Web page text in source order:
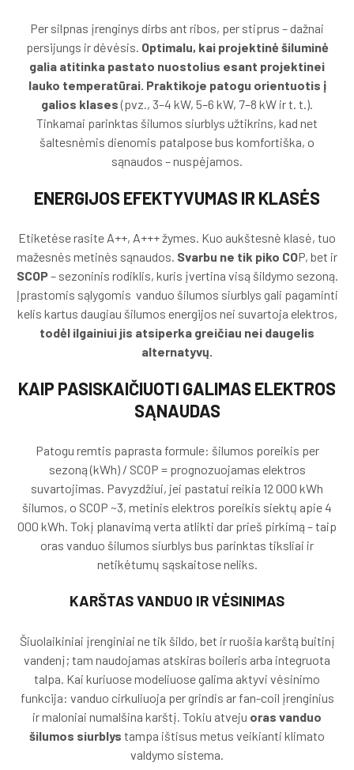
Per silpnas įrenginys dirbs ant ribos, per stiprus – dažnai
persijungs ir dėvėsis. Optimalu, kai projektinė šiluminė
galia atitinka pastato nuostolius esant projektinei
lauko temperatūrai. Praktikoje patogu orientuotis į
galios klases(pvz., 3–4 kW, 5–6 kW, 7–8 kW ir t. t.).
Tinkamai parinktas šilumos siurblys užtikrins, kad net
šaltesnėmis dienomis patalpose bus komfortiška, o
sąnaudos – nuspėjamos.
ENERGIJOS EFEKTYVUMAS IR KLASĖS
Etiketėse rasite A++, A+++ žymes. Kuo aukštesnė klasė, tuo
mažesnės metinės sąnaudos. Svarbu ne tik piko COP, bet ir
SCOP– sezoninis rodiklis, kuris įvertina visą šildymo sezoną.
Įprastomis sąlygomis vanduo šilumos siurblys gali pagaminti
kelis kartus daugiau šilumos energijos nei suvartoja elektros,
todėl ilgainiui jis atsiperka greičiau nei daugelis
alternatyvų.
KAIP PASISKAIČIUOTI GALIMAS ELEKTROS
SĄNAUDAS
Patogu remtis paprasta formule: šilumos poreikis per
sezoną (kWh) / SCOP = prognozuojamas elektros
suvartojimas. Pavyzdžiui, jei pastatui reikia 12 000 kWh
šilumos, o SCOP ~3, metinis elektros poreikis siektų apie 4
000 kWh. Tokį planavimą verta atlikti dar prieš pirkimą – taip
oras vanduo šilumos siurblys bus parinktas tiksliai ir
netikėtumų sąskaitose neliks.
KARŠTAS VANDUO IR VĖSINIMAS
Šiuolaikiniai įrenginiai ne tik šildo, bet ir ruošia karštą buitinį
vandenį; tam naudojamas atskiras boileris arba integruota
talpa. Kai kuriuose modeliuose galima aktyvi vėsinimo
funkcija: vanduo cirkuliuoja per grindis ar fan-coil įrenginius
ir maloniai numalšina karštį. Tokiu atveju oras vanduo
šilumos siurblys tampa ištisus metus veikianti klimato
valdymo sistema.